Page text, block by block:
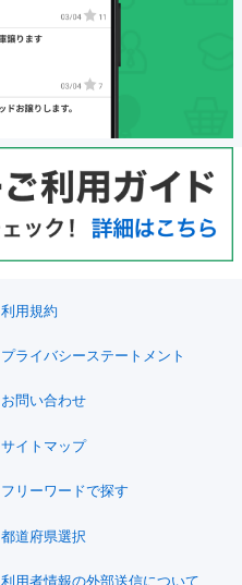
利用規約
プライバシーステートメント
お問い合わせ
サイトマップ
フリーワードで探す
都道府県選択
利用者情報の外部送信について